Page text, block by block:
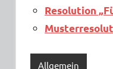
Resolution
Allgemein